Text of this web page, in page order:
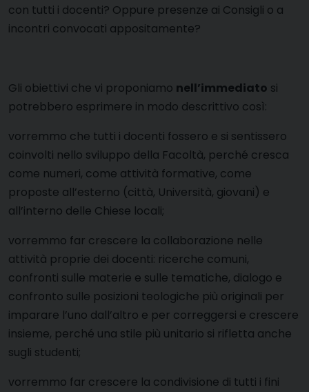
con tutti i docenti? Oppure presenze ai Consigli o a
incontri convocati appositamente?
Gli obiettivi che vi proponiamo nell’immediato si
potrebbero esprimere in modo descrittivo così:
vorremmo che tutti i docenti fossero e si sentissero
coinvolti nello sviluppo della Facoltà, perché cresca
come numeri, come attività formative, come
proposte all’esterno (città, Università, giovani) e
all’interno delle Chiese locali;
vorremmo far crescere la collaborazione nelle
attività proprie dei docenti: ricerche comuni,
confronti sulle materie e sulle tematiche, dialogo e
confronto sulle posizioni teologiche più originali per
imparare l’uno dall’altro e per correggersi e crescere
insieme, perché una stile più unitario si rifletta anche
sugli studenti;
vorremmo far crescere la condivisione di tutti i fini